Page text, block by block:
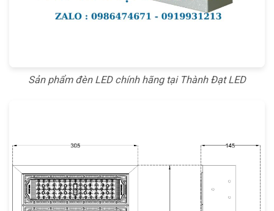
Sản phẩm đèn LED chính hãng tại Thành Đạt LED